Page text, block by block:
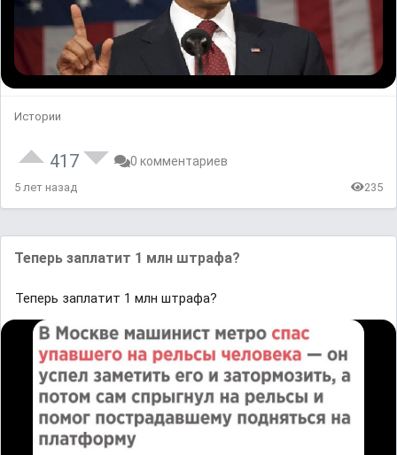
Истории
417 0 комментариев
5 лет назад 235
Теперь заплатит 1 млн штрафа?
Теперь заплатит 1 млн штрафа?